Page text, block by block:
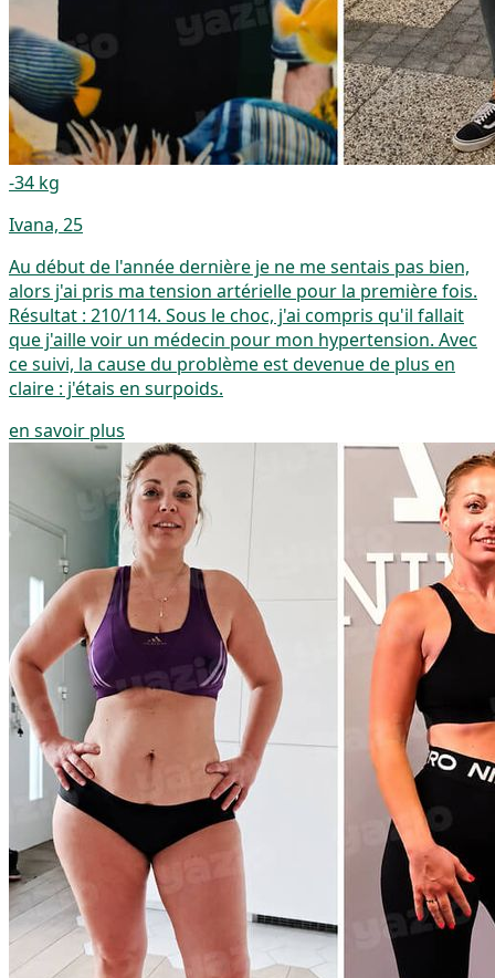
-34 kg
Ivana, 25
Au début de l'année dernière je ne me sentais pas bien,
alors j'ai pris ma tension artérielle pour la première fois.
Résultat : 210/114. Sous le choc, j'ai compris qu'il fallait
que j'aille voir un médecin pour mon hypertension. Avec
ce suivi, la cause du problème est devenue de plus en
claire : j'étais en surpoids.
en savoir plus